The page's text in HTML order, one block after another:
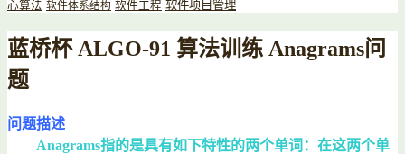
心算法 软件体系结构 软件工程 软件项目管理
蓝桥杯 ALGO-91 算法训练 Anagrams问
题
问题描述
Anagrams指的是具有如下特性的两个单词：在这两个单